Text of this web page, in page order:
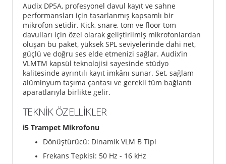
Audix DP5A, profesyonel davul kayıt ve sahne
performansları için tasarlanmış kapsamlı bir
mikrofon setidir. Kick, snare, tom ve floor tom
davulları için özel olarak geliştirilmiş mikrofonlardan
oluşan bu paket, yüksek SPL seviyelerinde dahi net,
güçlü ve doğru ses elde etmenizi sağlar. Audix’in
VLMTM kapsül teknolojisi sayesinde stüdyo
kalitesinde ayrıntılı kayıt imkânı sunar. Set, sağlam
alüminyum taşıma çantası ve gerekli tüm bağlantı
aparatlarıyla birlikte gelir.
TEKNİK ÖZELLİKLER
i5 Trampet Mikrofonu
Dönüştürücü: Dinamik VLM B Tipi
Frekans Tepkisi: 50 Hz - 16 kHz